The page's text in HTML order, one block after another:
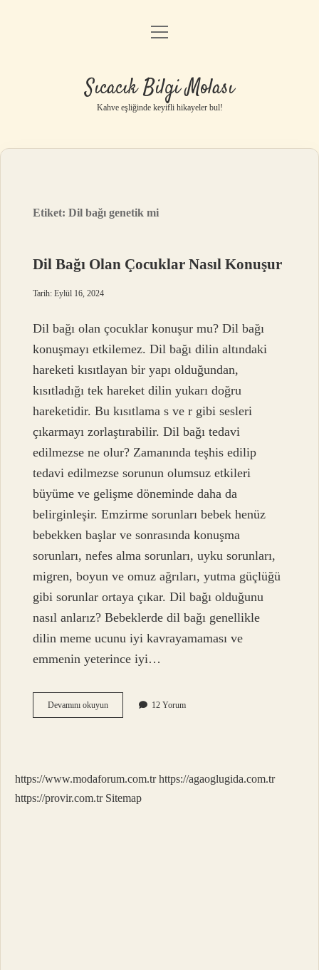
Anasayfa
Yasal Uyarı
menüyü
Sıcacık Bilgi Molası
Kahve eşliğinde keyifli hikayeler bul!
Etiket:Dil bağı genetik mi
Dil Bağı Olan Çocuklar Nasıl Konuşur
Tarih: Eylül 16, 2024
Dil bağı olan çocuklar konuşur mu? Dil bağı
konuşmayı etkilemez. Dil bağı dilin altındaki
hareketi kısıtlayan bir yapı olduğundan,
kısıtladığı tek hareket dilin yukarı doğru
hareketidir. Bu kısıtlama s ve r gibi sesleri
çıkarmayı zorlaştırabilir. Dil bağı tedavi
edilmezse ne olur? Zamanında teşhis edilip
tedavi edilmezse sorunun olumsuz etkileri
büyüme ve gelişme döneminde daha da
belirginleşir. Emzirme sorunları bebek henüz
bebekken başlar ve sonrasında konuşma
sorunları, nefes alma sorunları, uyku sorunları,
migren, boyun ve omuz ağrıları, yutma güçlüğü
gibi sorunlar ortaya çıkar. Dil bağı olduğunu
nasıl anlarız? Bebeklerde dil bağı genellikle
dilin meme ucunu iyi kavrayamaması ve
emmenin yeterince iyi…
Devamını okuyunDil
Bağı
12 Yorum
https://www.modaforum.com.tr https://agaoglugida.com.tr
https://provir.com.tr Sitemap